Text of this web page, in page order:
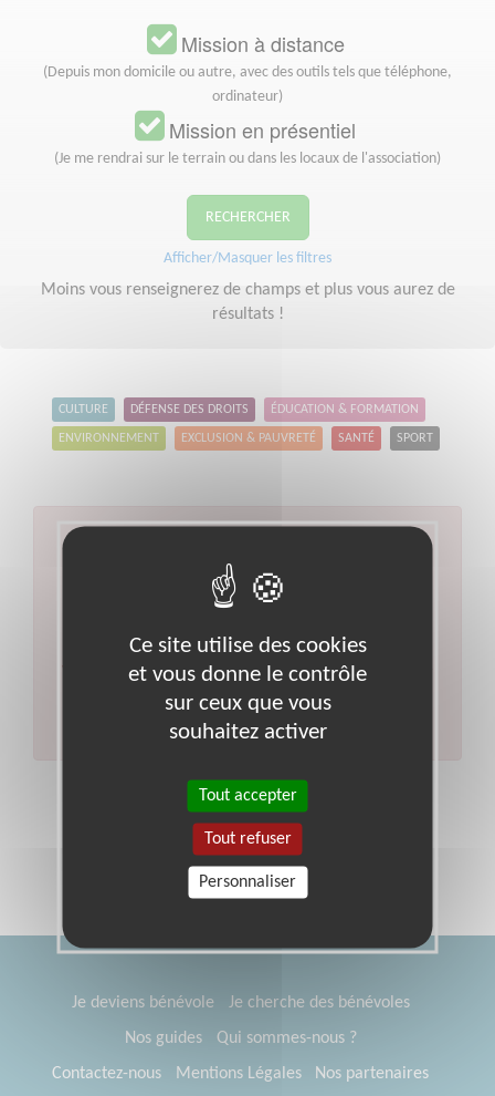
Mission à distance
(Depuis mon domicile ou autre, avec des outils tels que téléphone,
ordinateur)
Mission en présentiel
(Je me rendrai sur le terrain ou dans les locaux de l'association)
RECHERCHER
Afficher/Masquer les filtres
Moins vous renseignerez de champs et plus vous aurez de
résultats !
CULTURE DÉFENSE DES DROITS ÉDUCATION & FORMATION
ENVIRONNEMENT EXCLUSION & PAUVRETÉ SANTÉ SPORT
Aucun résultat pour votre
recherche
Alphabétisation, Français Langue
ÉtrangèreCode postal :95 Ville :Sarcelles
Veuillez indiquer moins de critères et/ou remplacer
votre code postal par celui de votre département.
Effectuer une nouvelle recherche
Je deviens bénévole
Je cherche des bénévoles
Nos guides
Qui sommes-nous ?
Contactez-nous
Mentions Légales
Nos partenaires
Ce site utilise des cookies
et vous donne le contrôle
sur ceux que vous
souhaitez activer
Tout accepter
Tout refuser
Personnaliser